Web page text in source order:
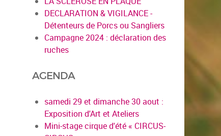
DECLARATION & VIGILANCE -
Détenteurs de Porcs ou Sangliers
Campagne 2024 : déclaration des
ruches
AGENDA
samedi 29 et dimanche 30 aout :
Exposition d'Art et Ateliers
Mini-stage cirque d'été « CIRCUS-